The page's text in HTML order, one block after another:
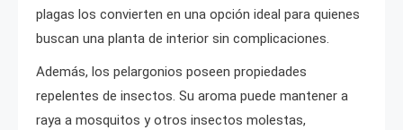
plagas los convierten en una opción ideal para quienes
buscan una planta de interior sin complicaciones.
Además, los pelargonios poseen propiedades
repelentes de insectos. Su aroma puede mantener a
raya a mosquitos y otros insectos molestas,